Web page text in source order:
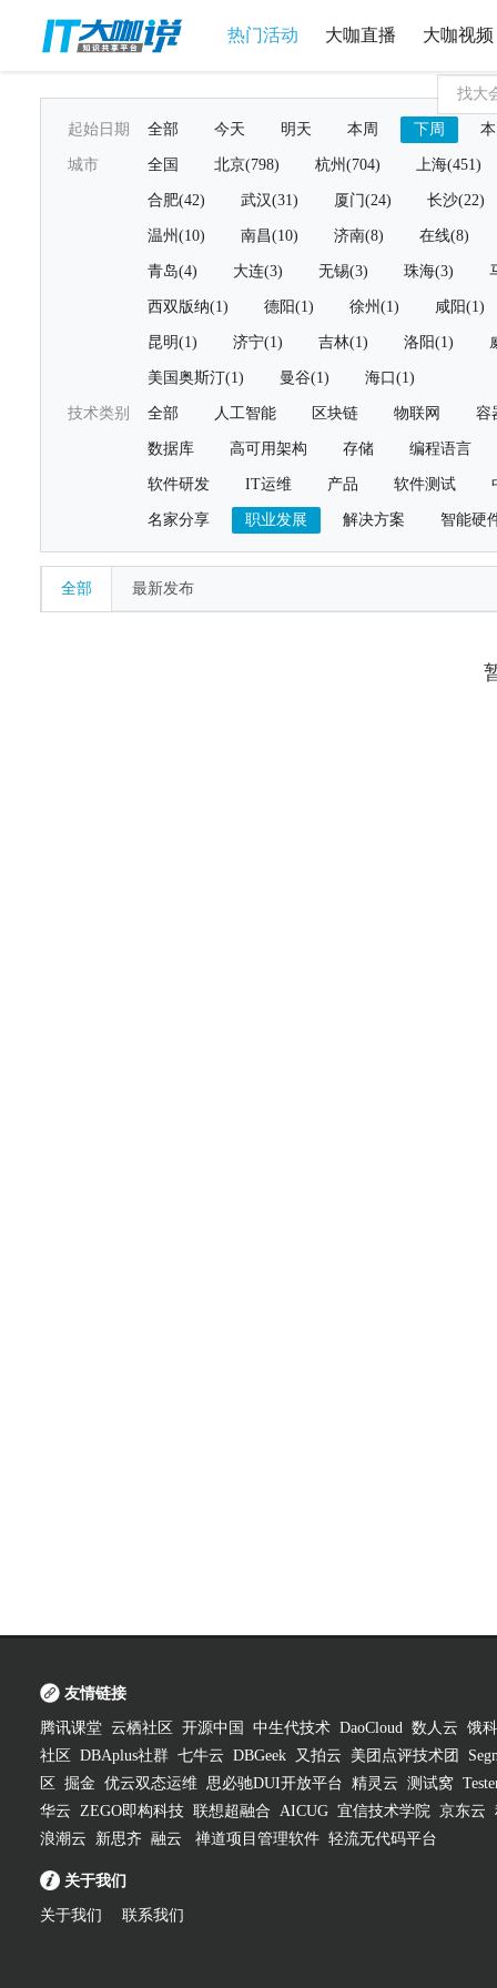
热门活动 大咖直播 大咖视频
起始日期 全部 今天 明天 本周 下周
城市 全国 北京(798) 杭州(704) 上海(451)
合肥(42) 武汉(31) 厦门(24) 长沙(22)
温州(10) 南昌(10) 济南(8) 在线(8)
青岛(4) 大连(3) 无锡(3) 珠海(3)
西双版纳(1) 德阳(1) 徐州(1) 咸阳(1)
昆明(1) 济宁(1) 吉林(1) 洛阳(1)
美国奥斯汀(1) 曼谷(1) 海口(1)
技术类别 全部 人工智能 区块链 物联网 容
数据库 高可用架构 存储 编程语言
软件研发 IT运维 产品 软件测试
名家分享 职业发展 解决方案 智能硬
全部 最新发布
友情链接
腾讯课堂 云栖社区 开源中国 中生代技术 DaoCloud 数人云 饿
社区
DBAplus社群 七牛云 DBGeek 又拍云 美团点评技术团
区
掘金 优云双态运维 思必驰DUI开放平台 精灵云 测试窝
华云 ZEGO即构科技 联想超融合 AICUG 宜信技术学院 京东云
浪潮云
新思齐 融云 禅道项目管理软件 轻流无代码平台
关于我们
关于我们 联系我们